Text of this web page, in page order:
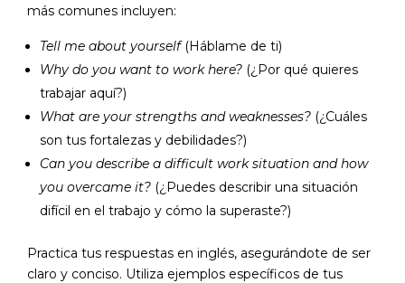
más comunes incluyen:
Tell me about yourself(Háblame de ti)
Why do you want to work here? (¿Por qué quieres
trabajar aquí?)
What are your strengths and weaknesses? (¿Cuáles
son tus fortalezas y debilidades?)
Can you describe a difficult work situation and how
you overcame it? (¿Puedes describir una situación
difícil en el trabajo y cómo la superaste?)
Practica tus respuestas en inglés, asegurándote de ser
claro y conciso. Utiliza ejemplos específicos de tus